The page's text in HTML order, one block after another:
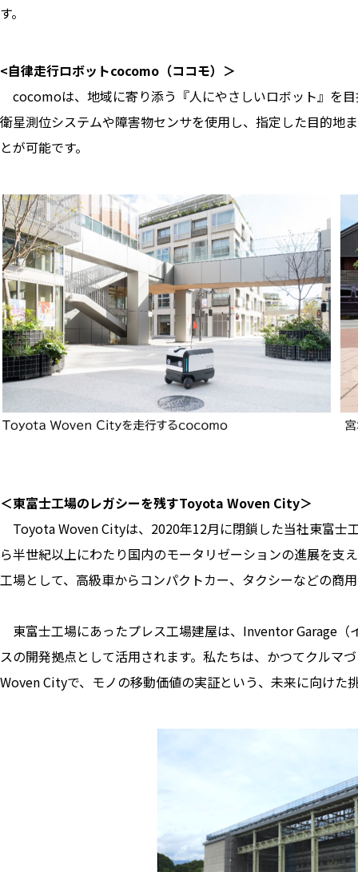
す。
<自律走行ロボットcocomo（ココモ）＞
cocomoは、地域に寄り添う『人にやさしいロボット』を
衛星測位システムや障害物センサを使用し、指定した目的地
とが可能です。
＜東富士工場のレガシーを残すToyota Woven City＞
Toyota Woven Cityは、2020年12月に閉鎖した当社東富士
ら半世紀以上にわたり国内のモータリゼーションの進展を支
工場として、高級車からコンパクトカー、タクシーなどの商
東富士工場にあったプレス工場建屋は、Inventor Garage
スの開発拠点として活用されます。私たちは、かつてクルマ
Woven Cityで、モノの移動価値の実証という、未来に向けた